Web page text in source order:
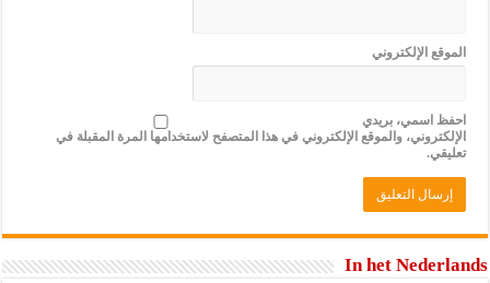
الموقع الإلكتروني
احفظ اسمي، بريدي
الإلكتروني، والموقع الإلكتروني في هذا المتصفح لاستخدامها المرة المقبلة في
تعليقي.
In het Nederlands